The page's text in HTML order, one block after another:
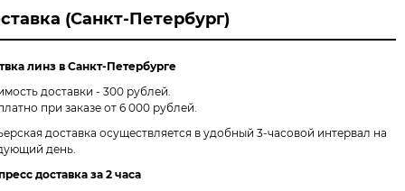
(Санкт-Петербург)
линз в Санкт-Петербурге
доставки - 300 рублей.
при заказе от 6 000 рублей.
доставка осуществляется в удобный 3-часовой интервал на
день.
доставка за 2 часа